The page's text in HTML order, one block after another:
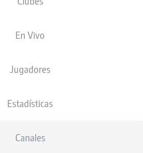
En Vivo
Jugadores
Estadísticas
Canales
Massimo